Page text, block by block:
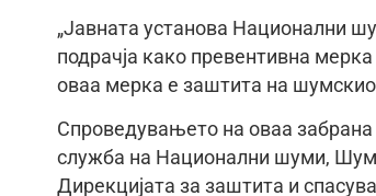
„Јавната установа Национални
подрачја како превентивна
оваа мерка е заштита на
Спроведувањето на оваа
служба на Национални шуми,
Дирекцијата за заштита и